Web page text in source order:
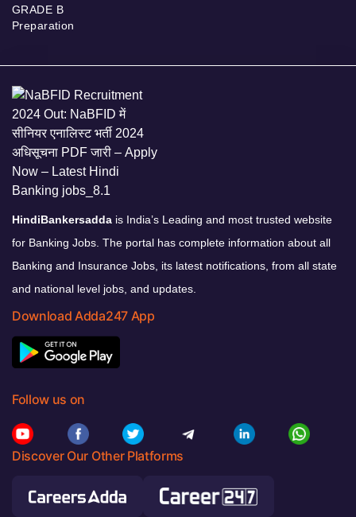
GRADE B
Preparation
HindiBankersadda is India’s Leading and most trusted website
for Banking Jobs. The portal has complete information about all
Banking and Insurance Jobs, its latest notifications, from all state
and national level jobs, and updates.
Download Adda247 App
Follow us on
Discover Our Other Platforms